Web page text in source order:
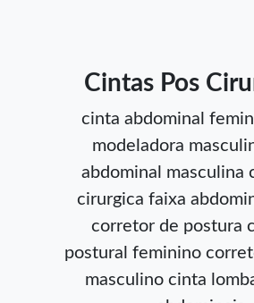
Cintas Pos
cinta abdominal
modeladora
abdominal masculina
cirurgica faixa
corretor de postura
postural feminino
masculino cinta